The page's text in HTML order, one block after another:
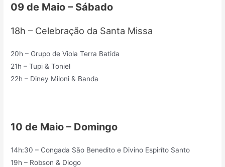
09 de Maio – Sábado
18h – Celebração da Santa Missa
20h – Grupo de Viola Terra Batida
21h – Tupi & Toniel
22h – Diney Miloni & Banda
10 de Maio – Domingo
14h:30 – Congada São Benedito e Divino Espiríto Santo
19h – Robson & Diogo